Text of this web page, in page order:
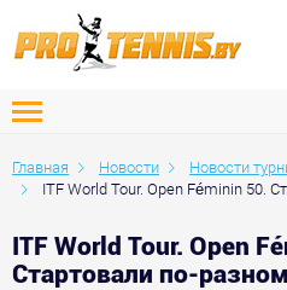
Главная Новости
Новости
ITF World Tour. Open Féminin 50.
ITF World Tour. Open
Стартовали по-